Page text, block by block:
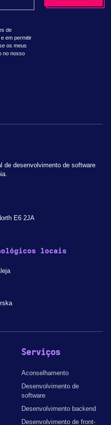
de
em permitir
os meus
no nosso
de desenvolvimento de software
E6 2JA
locais
Serviços
Aconselhamento
Desenvolvimento de
software
Desenvolvimento backend
Desenvolvimento de front-